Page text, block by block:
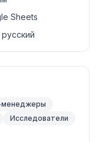
Sheets
Исследователи